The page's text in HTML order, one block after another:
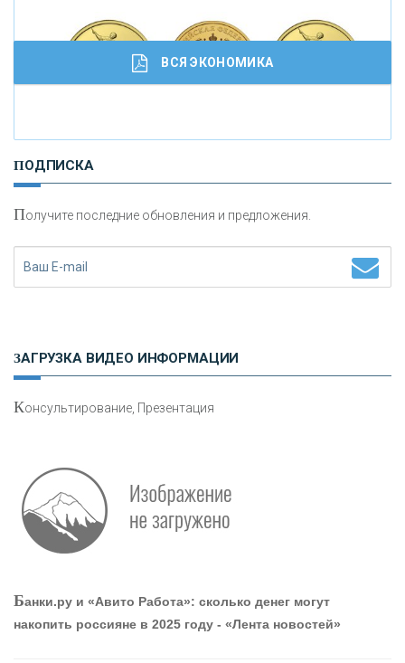
привлечь и удержать персонал - «Интервью»
И
сохранения и увеличения капитала
ВСЯ ЭКОНОМИКА
ПОДПИСКА
Получите последние обновления и предложения.
ЗАГРУЗКА ВИДЕО ИНФОРМАЦИИ
Консультирование, Презентация
Банки.ру и «Авито Работа»: сколько денег могут
накопить россияне в 2025 году - «Лента новостей»